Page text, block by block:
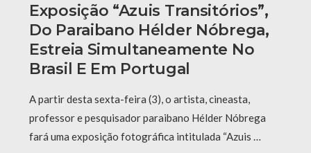
Exposição “Azuis Transitórios”,
Do Paraibano Hélder Nóbrega,
Estreia Simultaneamente No
Brasil E Em Portugal
A partir desta sexta-feira (3), o artista, cineasta,
professor e pesquisador paraibano Hélder Nóbrega
fará uma exposição fotográfica intitulada “Azuis …